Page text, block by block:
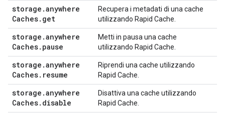
storage .anywhere
Caches. get
Recupera i metadati di una cache
utilizzando Rapid Cache.
storage .anywhere
Caches. pause
Metti in pausa una cache
utilizzando Rapid Cache.
storage .anywhere
Caches. resume
Riprendi una cache utilizzando
Rapid Cache.
storage .anywhere
Caches. disable
Disattiva una cache utilizzando
Rapid Cache.